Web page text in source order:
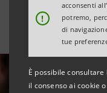
!
acconsenti
potremo,
di
tue
È possibile
il consenso ai cookie